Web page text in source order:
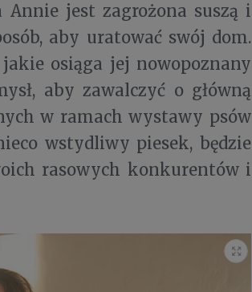
Annie jest zagrożona suszą i
aby uratować swój dom.
osiąga jej nowopoznany
aby zawalczyć o główną
w ramach wystawy psów
wstydliwy piesek, będzie
rasowych konkurentów i